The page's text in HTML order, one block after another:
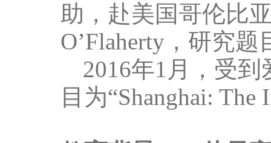
助，赴美国哥伦比
O’Flaherty ，研究
2016年1 月，受
目为“Shanghai: The